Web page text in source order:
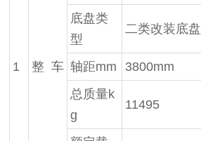
1 整 车
底盘类
型
二类改装底盘
轴距mm
3800mm
总质量k
g
11495